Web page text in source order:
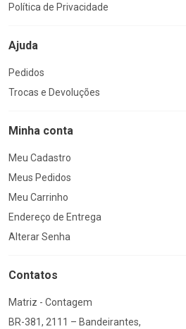
Política de Privacidade
Ajuda
Pedidos
Trocas e Devoluções
Minha conta
Meu Cadastro
Meus Pedidos
Meu Carrinho
Endereço de Entrega
Alterar Senha
Contatos
Matriz - Contagem
BR-381, 2111 – Bandeirantes,